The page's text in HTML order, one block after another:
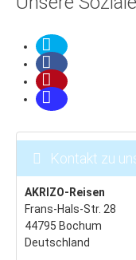
Erzgebirge
Kontakt zu
AKRIZO-Reisen
Frans-Hals-Str. 28
44795 Bochum
Deutschland